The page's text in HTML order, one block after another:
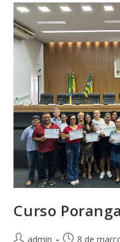
Curso
Autoradmin
Post8 de